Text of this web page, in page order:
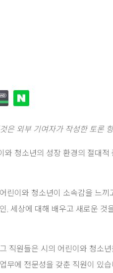
은 외부 기여자가 작성한 토론
와 청소년의 성장 환경의 절대
린이와 청소년이 소속감을 느
, 세상에 대해 배우고 새로운
직원들은 시의 어린이와 청소
무에 전문성을 갖춘 직원이 있